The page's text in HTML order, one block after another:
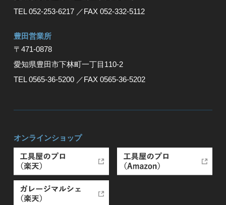
TEL 052-253-6217 ／FAX 052-332-5112
豊⽥営業所
〒471-0878
愛知県豊⽥市下林町⼀丁⽬110-2
TEL 0565-36-5200 ／FAX 0565-36-5202
オンラインショップ